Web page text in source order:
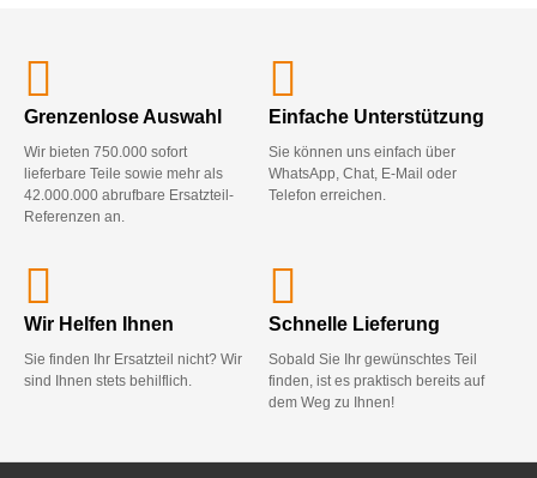
Grenzenlose Auswahl
Wir bieten 750.000 sofort
lieferbare Teile sowie mehr als
42.000.000 abrufbare Ersatzteil-
Referenzen an.
Einfache Unterstützung
Sie können uns einfach über
WhatsApp, Chat, E-Mail oder
Telefon erreichen.
Wir Helfen Ihnen
Sie finden Ihr Ersatzteil nicht? Wir
sind Ihnen stets behilflich.
Schnelle Lieferung
Sobald Sie Ihr gewünschtes Teil
finden, ist es praktisch bereits auf
dem Weg zu Ihnen!